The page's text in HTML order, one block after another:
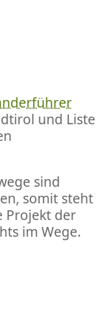
und Liste
sind
somit steht
Projekt der
im Wege.